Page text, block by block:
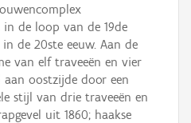
de loop van de 19de
de 20ste eeuw. Aan de
van elf traveeën en vier
aan oostzijde door een
stijl van drie traveeën en
uit 1860; haakse